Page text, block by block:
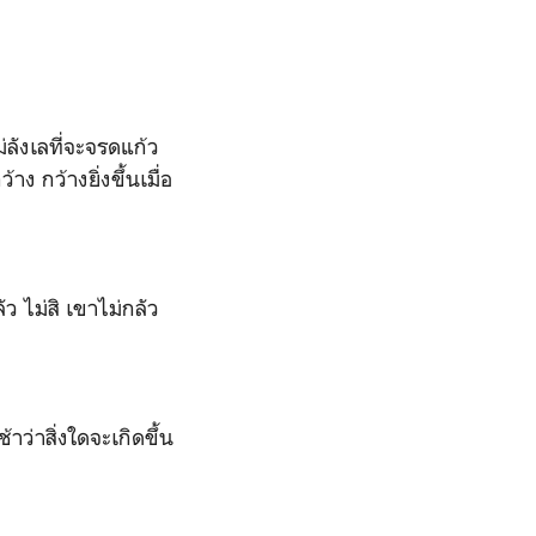
งเลที่จะจรดแก้ว
ง กว้างยิ่งขึ้นเมื่อ
ไม่สิ เขาไม่กลัว
ว่าสิ่งใดจะเกิดขึ้น